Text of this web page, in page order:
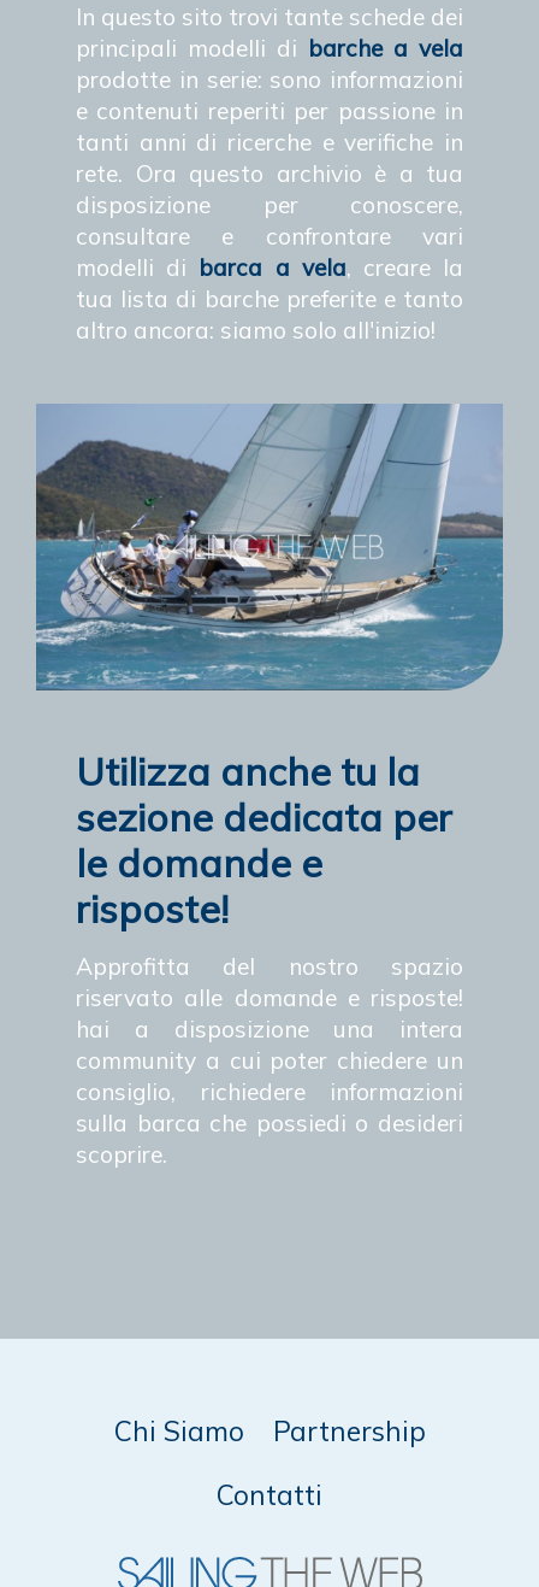
In questo sito trovi tante schede dei
principali modelli di barche a vela
prodotte in serie: sono informazioni
e contenuti reperiti per passione in
tanti anni di ricerche e verifiche in
rete. Ora questo archivio è a tua
disposizione per conoscere,
consultare e confrontare vari
modelli di barca a vela, creare la
tua lista di barche preferite e tanto
altro ancora: siamo solo all'inizio!
Utilizza anche tu la
sezione dedicata per
le domande e
risposte!
Approfitta del nostro spazio
riservato alle domande e risposte!
hai a disposizione una intera
community a cui poter chiedere un
consiglio, richiedere informazioni
sulla barca che possiedi o desideri
scoprire.
Chi Siamo
Partnership
Contatti